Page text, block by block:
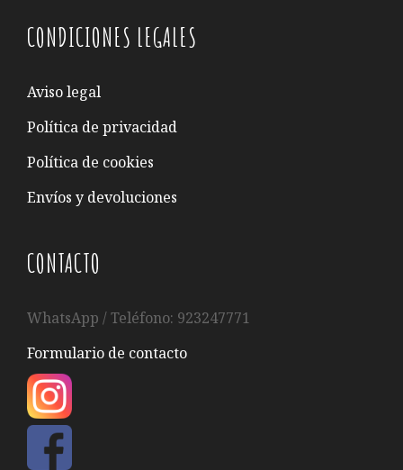
CONDICIONES LEGALES
Aviso legal
Política de privacidad
Política de cookies
Envíos y devoluciones
CONTACTO
WhatsApp / Teléfono: 923247771
Formulario de contacto